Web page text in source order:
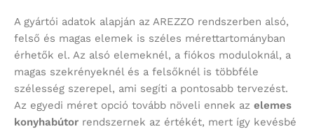
A gyártói adatok alapján az AREZZO rendszerben alsó,
felső és magas elemek is széles mérettartományban
érhetők el. Az alsó elemeknél, a fiókos moduloknál, a
magas szekrényeknél és a felsőknél is többféle
szélesség szerepel, ami segíti a pontosabb tervezést.
Az egyedi méret opció tovább növeli ennek az elemes
konyhabútor rendszernek az értékét, mert így kevésbé